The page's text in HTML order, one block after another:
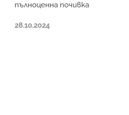
пълноценна почивка
28.10.2024